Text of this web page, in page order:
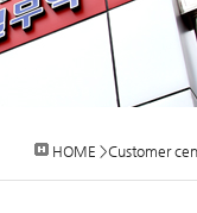
HOME >Customer